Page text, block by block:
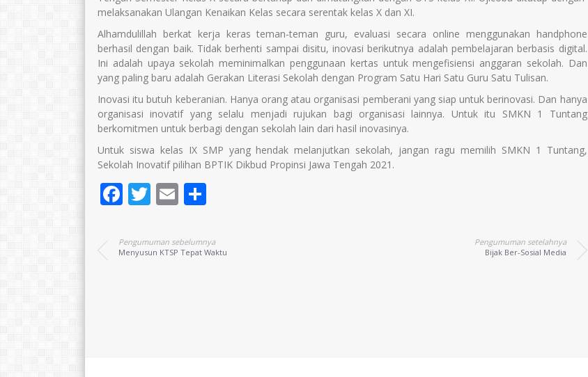
melaksanakan Ulangan Kenaikan Kelas secara serentak kelas X dan XI.
Alhamdulillah berkat kerja keras teman-teman guru, evaluasi secara online menggunakan handphone
berhasil dengan baik. Tidak berhenti sampai disitu, inovasi berikutnya adalah pembelajaran berbasis digital.
Ini adalah upaya sekolah meminimalkan penggunaan kertas untuk mengefisiensi anggaran sekolah. Dan
yang paling baru adalah Gerakan Literasi Sekolah dengan Program Satu Hari Satu Guru Satu Tulisan.
Inovasi itu butuh keberanian. Hanya orang atau organisasi pemberani yang siap untuk berinovasi. Dan hanya
organisasi inovatif yang selalu menjadi rujukan bagi organisasi lainnya. Untuk itu SMKN 1 Tuntang
berkomitmen untuk berbagi dengan sekolah lain dari hasil inovasinya.
Untuk siswa kelas IX SMP yang hendak melanjutkan sekolah, jangan ragu memilih SMKN 1 Tuntang,
Sekolah Inovatif pilihan BPTIK Dikbud Propinsi Jawa Tengah 2021.
Facebook
Twitter
Email
Pengumuman sebelumnya
Menyusun KTSP Tepat Waktu
Pengumuman setelahnya
Bijak Ber-Sosial Media